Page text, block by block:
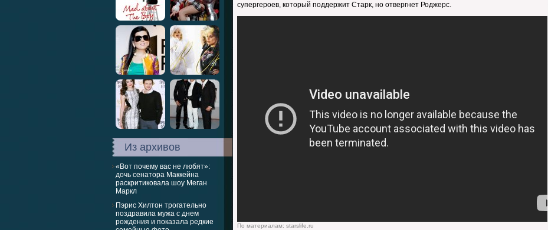
Из архивов
«Вот почему вас не любят»:
дочь сенатора Маккейна
раскритиковала шоу Меган
Маркл
Пэрис Хилтон трогательно
поздравила мужа с днем
рождения и показала редкие
супергероев, который поддержит Старк, но отвергнет Роджерс.
По материалам: starslife.ru